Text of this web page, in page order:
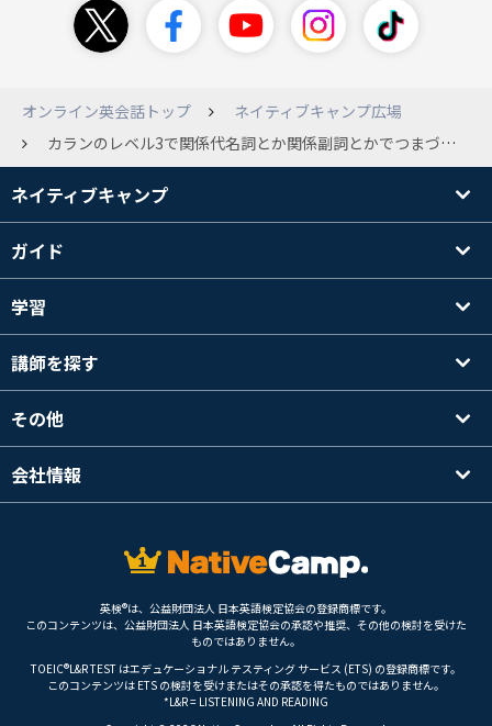
オンライン英会話トップ
ネイティブキャンプ広場
カランのレベル3で関係代名詞とか関係副詞とかでつまづいてます。このまま突っ走っても大丈夫ですか！？ それともここをきちんと完璧にするまで次に行かない方がいいでしょうか！？ 温かい声援から厳しいお言葉まで皆さまありがとうございます！ 突っ走っります
ネイティブキャンプ
ガイド
学習
講師を探す
その他
会社情報
英検®は、公益財団法人 日本英語検定協会の登録商標です。
このコンテンツは、公益財団法人 日本英語検定協会の承認や推奨、その他の検討を受けた
ものではありません。
TOEIC®L&R TEST はエデュケーショナル テスティング サービス (ETS) の登録商標です。
このコンテンツは ETS の検討を受けまたはその承認を得たものではありません。
*L&R = LISTENING AND READING